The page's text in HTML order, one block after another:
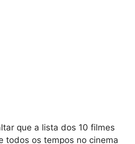
que a lista dos 10 filmes
todos os tempos no cinema